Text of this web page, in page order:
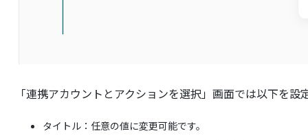
「連携アカウントとアクションを選択」画面では以下を設
タイトル：任意の値に変更可能です。